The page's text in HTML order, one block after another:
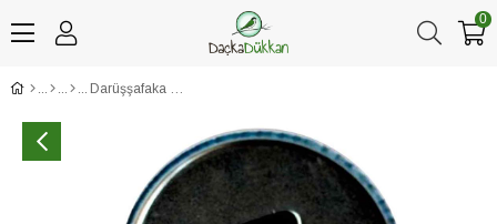
0
Darüşşafaka Nostaljik Bina Baskılı Açacaklı Magnet